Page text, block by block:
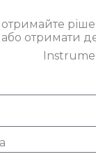
отримайте
отримати